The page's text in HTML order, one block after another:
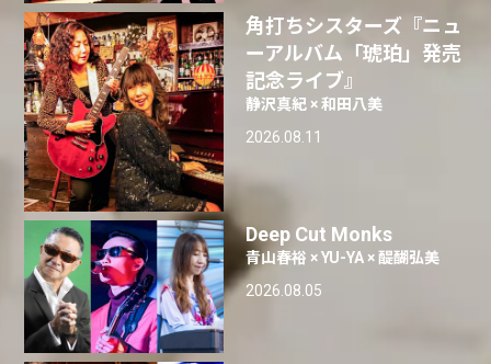
角打ちシスターズ『ニュ
ーアルバム「琥珀」発売
記念ライブ』
静沢真紀 × 和田八美
2026.08.11
Deep Cut Monks
青山春裕 × YU-YA × 醍醐弘美
2026.08.05